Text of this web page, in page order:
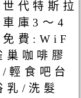
代特斯拉
庫3～4
免費:WiF
咖啡膠
輕食吧台
/洗髮